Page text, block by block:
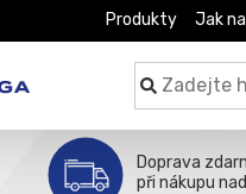
Produkty Jak
Doprava
při nákupu